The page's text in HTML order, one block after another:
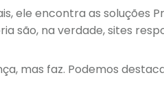
ele encontra as soluções
são, na verdade, sites
mas faz. Podemos